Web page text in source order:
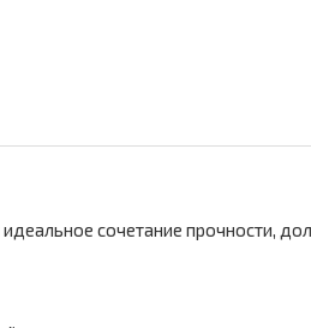
сочетание прочности,